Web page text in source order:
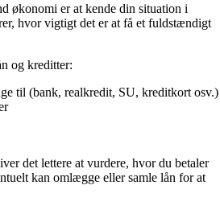
økonomi er at kende din situation i
hvor vigtigt det er at få et fuldstændigt
og kreditter:
til (bank, realkredit, SU, kreditkort osv.)
det lettere at vurdere, hvor du betaler
kan omlægge eller samle lån for at